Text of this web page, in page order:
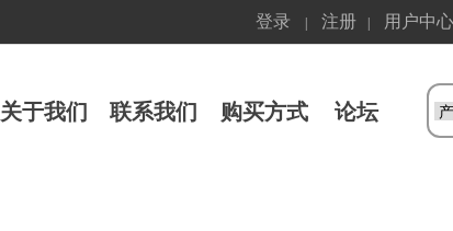
登录 注册 用户中心
关于我们 联系我们 购买方式 论坛